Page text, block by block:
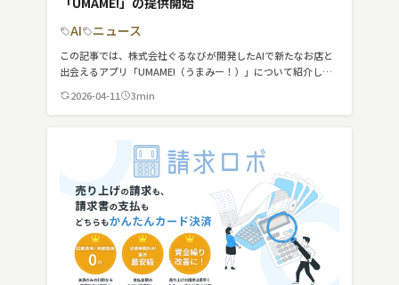
AI
ニュース
この記事では、株式会社ぐるなびが開発したAIで新たなお店と
出会えるアプリ「UMAME!（うまみー！）」について紹介して
2026-04-11 3min